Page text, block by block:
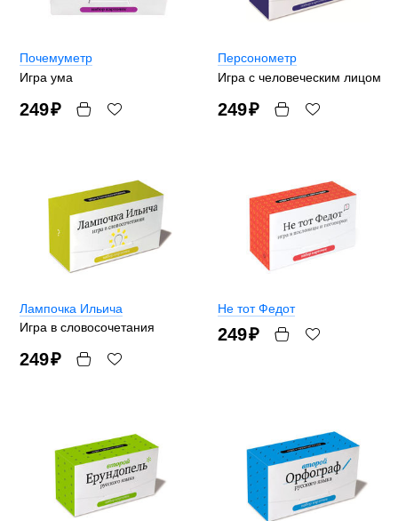
Почемуметр
Игра ума
249₽
Персонометр
Игра с человеческим лицом
249₽
Лампочка Ильича
Игра в словосочетания
249₽
Не тот Федот
249₽